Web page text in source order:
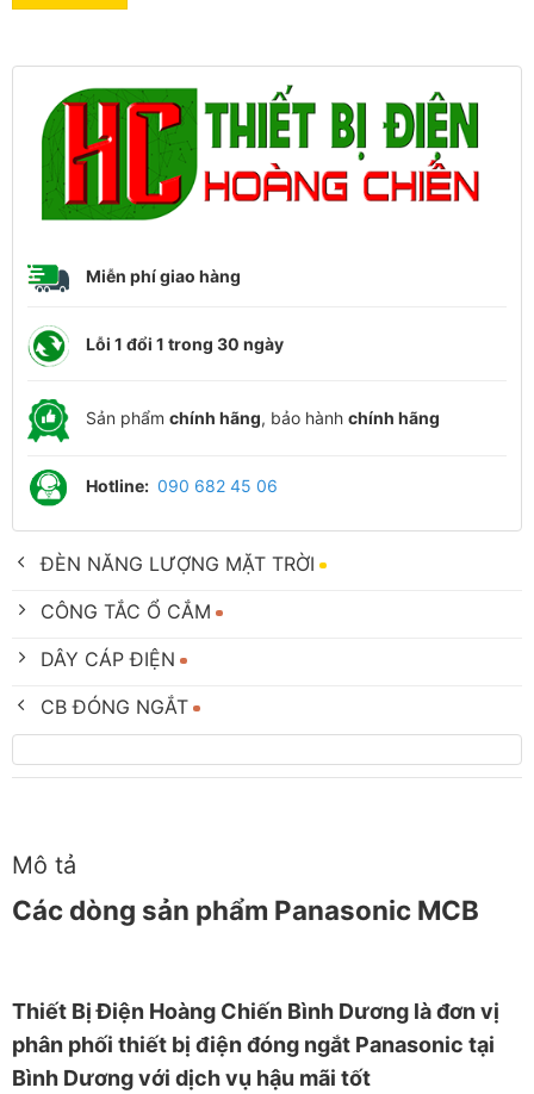
Miễn phí giao hàng
Lỗi 1 đổi 1 trong 30 ngày
Sản phẩm chính hãng, bảo hành chính hãng
Hotline: 090 682 45 06
ĐÈN NĂNG LƯỢNG MẶT TRỜI
CÔNG TẮC Ổ CẮM
DÂY CÁP ĐIỆN
CB ĐÓNG NGẮT
Mô tả
Các dòng sản phẩm Panasonic MCB
Thiết Bị Điện Hoàng Chiến Bình Dương là đơn vị
phân phối thiết bị điện đóng ngắt Panasonic tại
Bình Dương với dịch vụ hậu mãi tốt